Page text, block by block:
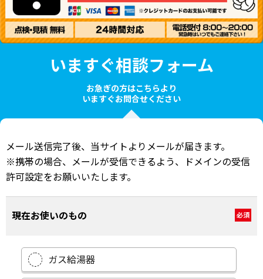
いますぐ相談フォーム
お急ぎの方はこちらより
いますぐお問合せください
メール送信完了後、当サイトよりメールが届きます。
※携帯の場合、メールが受信できるよう、ドメインの受信
許可設定をお願いいたします。
現在お使いのもの 必須
ガス給湯器